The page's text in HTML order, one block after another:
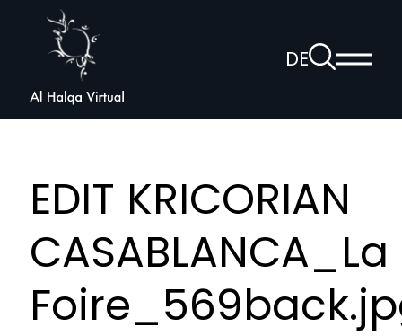
Halqa
DEZur
Suchseite
EDIT KRICORIAN
CASABLANCA_La